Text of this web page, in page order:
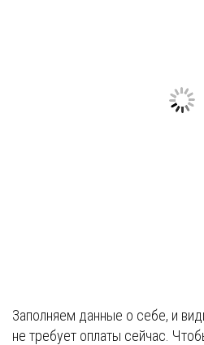
Заполняем данные о себе, и
не требует оплаты сейчас.